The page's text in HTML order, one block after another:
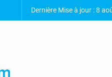
Dernière Mise à jour : 8